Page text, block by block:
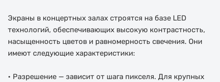
Экраны в концертных залах строятся на базе LED
технологий, обеспечивающих высокую контрастность,
насыщенность цветов и равномерность свечения. Они
имеют следующие характеристики:
• Разрешение — зависит от шага пикселя. Для крупных